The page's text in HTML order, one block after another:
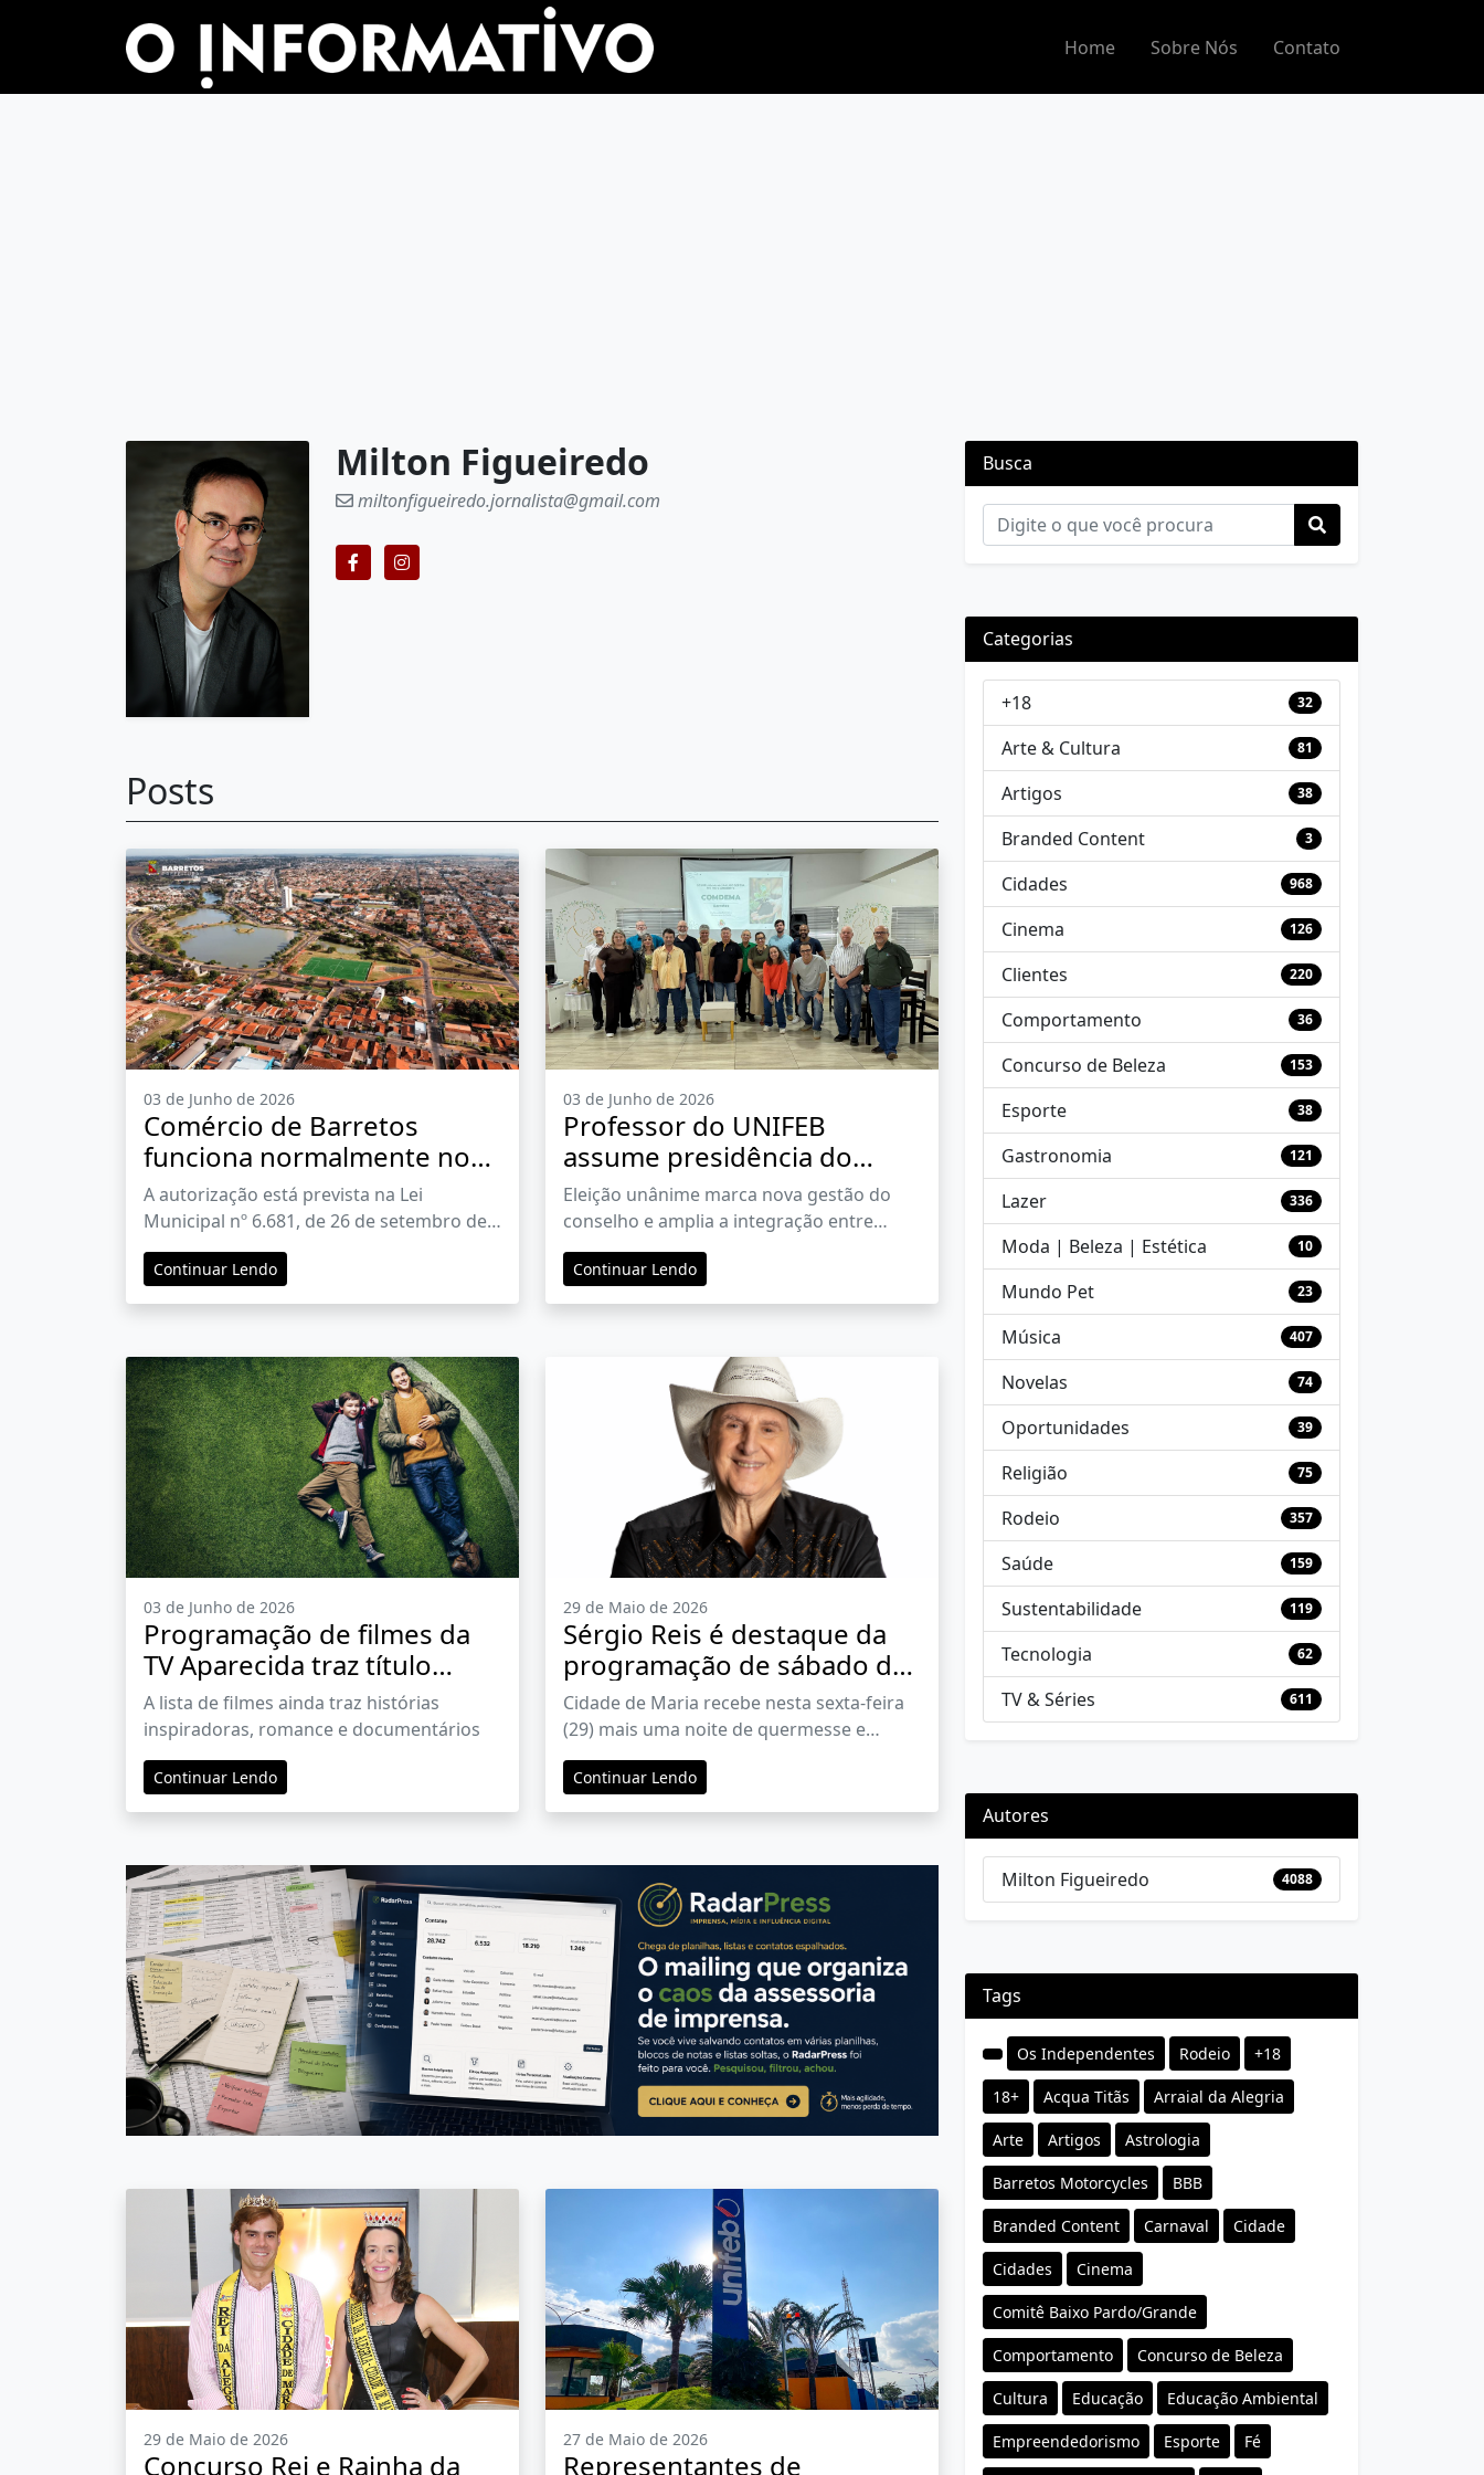
Home Sobre Nós Contato
Milton Figueiredo
miltonfigueiredo.jornalista@gmail.com
Posts
03 de Junho de 2026
Comércio de Barretos
funciona normalmente no
feriado de Corpus Christi
A autorização está prevista na Lei
Municipal nº 6.681, de 26 de setembro de
2023
Continuar Lendo
03 de Junho de 2026
Professor do UNIFEB
assume presidência do
COMDEMA e reforça
protagonismo da instituição
nas questões ambientais
Eleição unânime marca nova gestão do
conselho e amplia a integração entre
Centro Universitário, poder público e
sociedade civil em Barretos
Continuar Lendo
03 de Junho de 2026
Programação de filmes da
TV Aparecida traz título
inédito sobre futebol
A lista de filmes ainda traz histórias
inspiradoras, romance e documentários
Continuar Lendo
29 de Maio de 2026
Sérgio Reis é destaque da
programação de sábado do
38º Arraial da Alegria
Cidade de Maria recebe nesta sexta-feira
(29) mais uma noite de quermesse e
prepara grande show sertanejo para
sábado (30), com entrada gratuita
Continuar Lendo
29 de Maio de 2026
Concurso Rei e Rainha da
27 de Maio de 2026
Representantes de
Busca
Categorias
+18 32
Arte & Cultura 81
Artigos 38
Branded Content 3
Cidades 968
Cinema 126
Clientes 220
Comportamento 36
Concurso de Beleza 153
Esporte 38
Gastronomia 121
Lazer 336
Moda | Beleza | Estética 10
Mundo Pet 23
Música 407
Novelas 74
Oportunidades 39
Religião 75
Rodeio 357
Saúde 159
Sustentabilidade 119
Tecnologia 62
TV & Séries 611
Autores
Milton Figueiredo 4088
Tags
Os Independentes Rodeio +18
18+ Acqua Titãs Arraial da Alegria
Arte Artigos Astrologia
Barretos Motorcycles BBB
Branded Content Carnaval Cidade
Cidades Cinema
Comitê Baixo Pardo/Grande
Comportamento Concurso de Beleza
Cultura Educação Educação Ambiental
Empreendedorismo Esporte Fé